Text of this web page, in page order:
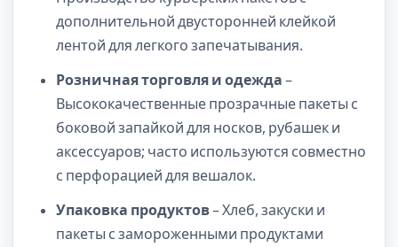
дополнительной двусторонней клейкой
лентой для легкого запечатывания.
Розничная торговля и одежда–
Высококачественные прозрачные пакеты с
боковой запайкой для носков, рубашек и
аксессуаров; часто используются совместно
с перфорацией для вешалок.
Упаковка продуктов– Хлеб, закуски и
пакеты с замороженными продуктами